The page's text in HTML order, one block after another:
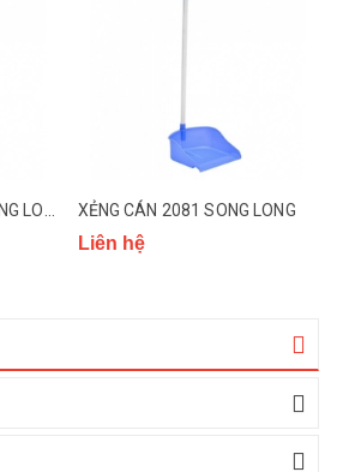
XẺNG CÁN 2081 SONG LONG
Liên hệ